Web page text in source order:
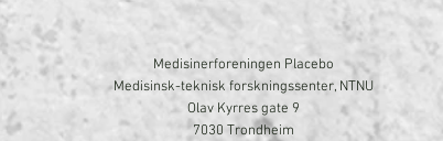
Medisinerforeningen Placebo
Medisinsk-teknisk forskningssenter, NTNU
Olav Kyrres gate 9
7030 Trondheim